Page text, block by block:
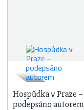
Hospůdka v Praze –
podepsáno autorem